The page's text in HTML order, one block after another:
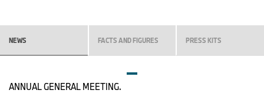
NEWS FACTS AND FIGURES PRESS KITS
ANNUAL GENERAL MEETING.